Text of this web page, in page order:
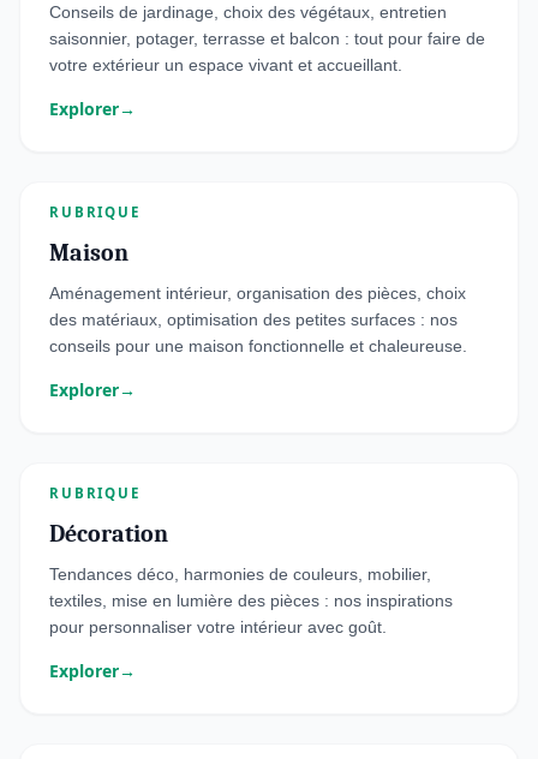
Conseils de jardinage, choix des végétaux, entretien
saisonnier, potager, terrasse et balcon : tout pour faire de
votre extérieur un espace vivant et accueillant.
Explorer→
RUBRIQUE
Maison
Aménagement intérieur, organisation des pièces, choix
des matériaux, optimisation des petites surfaces : nos
conseils pour une maison fonctionnelle et chaleureuse.
Explorer→
RUBRIQUE
Décoration
Tendances déco, harmonies de couleurs, mobilier,
textiles, mise en lumière des pièces : nos inspirations
pour personnaliser votre intérieur avec goût.
Explorer→